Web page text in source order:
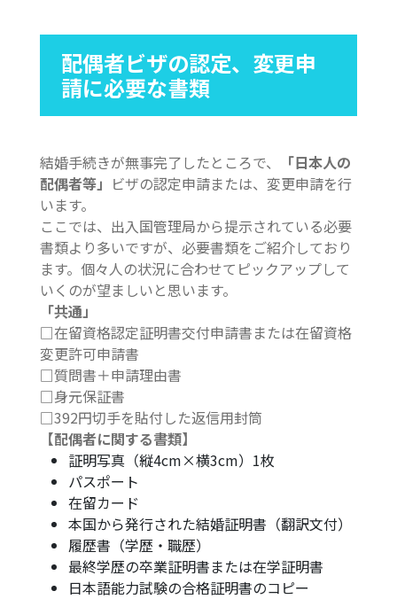
配偶者ビザの認定、変更申
請に必要な書類
結婚手続きが無事完了したところで、
「日本人の
配偶者等」 ビザの認定申請または、変更申請を行
います。
ここでは、出入国管理局から提示されている必要
書類より多いですが、必要書類をご紹介しており
ます。個々人の状況に合わせてピックアップして
いくのが望ましいと思います。
「共通」
□在留資格認定証明書交付申請書または在留資格
変更許可申請書
□質問書＋申請理由書
□身元保証書
□392円切手を貼付した返信用封筒
【配偶者に関する書類】
証明写真（縦4cm×横3cm）1枚
パスポート
在留カード
本国から発行された結婚証明書（翻訳文付）
履歴書（学歴・職歴）
最終学歴の卒業証明書または在学証明書
日本語能力試験の合格証明書のコピー